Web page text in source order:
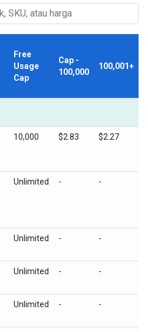
Free
Usage
Cap
Cap -
100,000
100,001+
10,000 $2.83 $2.27
Unlimited - -
Unlimited - -
Unlimited - -
Unlimited - -